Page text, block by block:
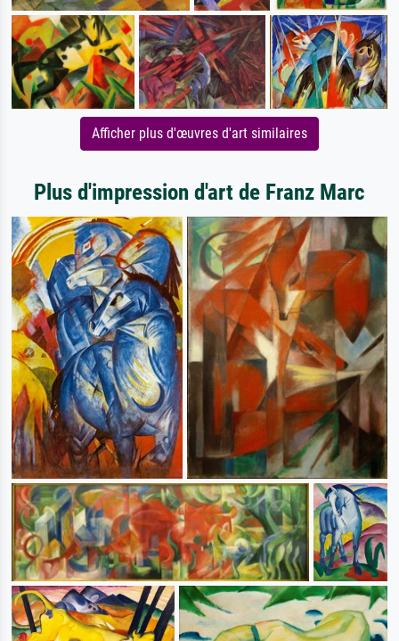
Afficher plus d'œuvres d'art similaires
Plus d'impression d'art de Franz Marc